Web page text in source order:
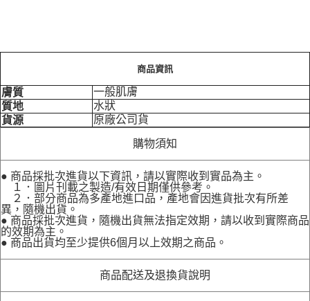
商品資訊
膚質
一般肌膚
質地
水狀
貨源
原廠公司貨
購物須知
● 商品採批次進貨以下資訊，請以實際收到實品為主。
１．圖片刊載之製造/有效日期僅供參考。
２．部分商品為多產地進口品，產地會因進貨批次有所差
異，隨機出貨。
● 商品採批次進貨，隨機出貨無法指定效期，請以收到實際商品
的效期為主。
● 商品出貨均至少提供6個月以上效期之商品。
商品配送及退換貨說明